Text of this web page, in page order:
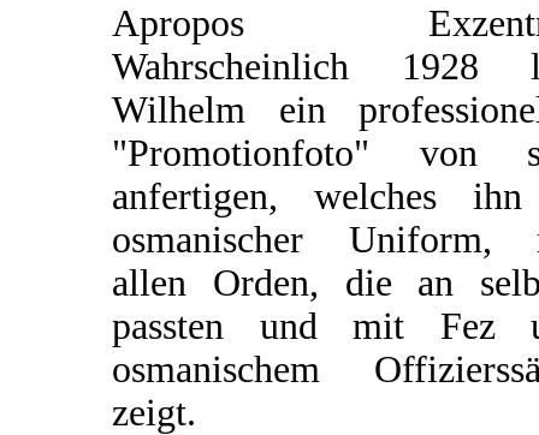
Apropos
Wahrscheinlich 1928
Wilhelm ein
"Promotionfoto" von
anfertigen, welches
osmanischer Uniform,
allen Orden, die an
passten und mit Fez
osmanischem
zeigt.